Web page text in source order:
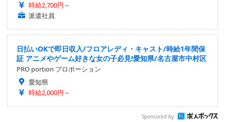
時給2,700円～
派遣社員
日払いOKで即日収入/フロアレディ・キャスト/時給1年間保
証 アニメやゲーム好きな女の子必見!愛知県/名古屋市中村区
PRO portion プロポーション
愛知県
時給2,000円～
Sponsored by